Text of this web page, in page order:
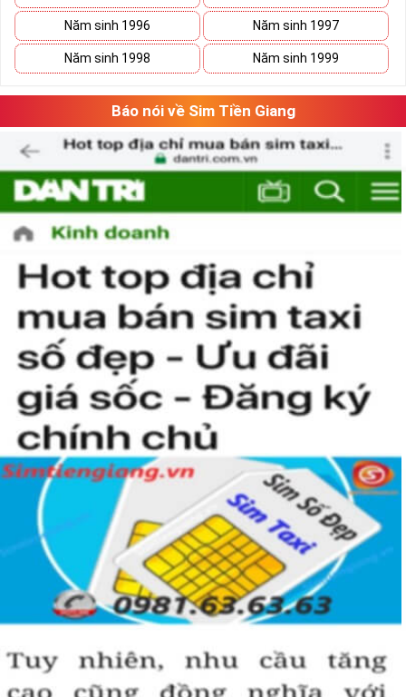
Xã Kho Sim Số Đẹp Giá rẻ
Có thể bạn sẽ tiết kiệm được ngân sách khá lớn nếu vô tình
Hãy lưu giữ nó lại và tiếp tục ngắm nghía danh sách sim số
đẹp khác. Khi đã có cái nhìn tổng quan và lựa chọn được
vài dãy số ưng ý, việc tiếp theo của bạn là cân đo đong đếm
xem sim nào là phù hợp với cá nhân mình nhất.
Việc này sẽ tốn không ít thời gian, nhưng nếu đã chấp nhận
bỏ ra một số tiền lớn thì việc cân nhắc lâu cũng là điều dễ
hiểu.
Tham khảo ngay:Danh Sách Sim Số Đẹp VIettel
Mua Sim Giảm Giá Có Phải Là
Sim Xấu?
Sim giảm giá Sim số đẹp giá rẻ
có thể là những sim siêu
vip nhưng đã lâu chưa tìm được người mua nên có
OFF để kích cầu mua sắm.
Trong mọi cuộc mua bán, người nhanh tay là người chiến
thắng. Sim số đẹp đôi khi cũng như vật giá leo thang ngày
hôm nay giá thấp nhưng ngày mai có thể tăng phi mã, số
tiền bạn dự định bỏ ra có thể nhanh chóng vượt khung trần.
Bạn cũng sẽ không có nhiều thời gian để do dự, bởi kho
sim giảm giá sẽ ngày càng cạn kiệt và đến khi đó dù sim số
xấu nhưng giá bán cao cũng là điều hết sức bình thường.
Đôi khi có một số khách hàng chuyên đi săn lùng những
loại sim giảm giá, sim số đẹp giá rẻ này về bán lại cho
những người không tìm được loại sim giảm giá này để có
Năm sinh 1996 Năm sinh 1997
Năm sinh 1998 Năm sinh 1999
Báo nói về Sim Tiền Giang